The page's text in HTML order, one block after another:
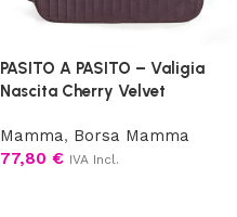
PASITO A PASITO – Valigia
Nascita Cherry Velvet
Mamma, Borsa Mamma
77,80 € IVA Incl.